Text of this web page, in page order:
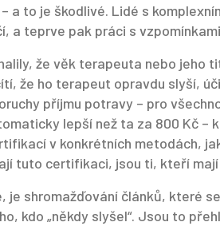
a to je škodlivé. Lidé s
a teprve pak práci s
že věk terapeuta nebo jeho
že ho terapeut opravdu slyší,
příjmu potravy – pro
lepší než ta za 800 Kč –
v konkrétních metodách,
tuto certifikaci, jsou ti, kteří
je shromažďování článků, které
kdo „někdy slyšel“. Jsou to